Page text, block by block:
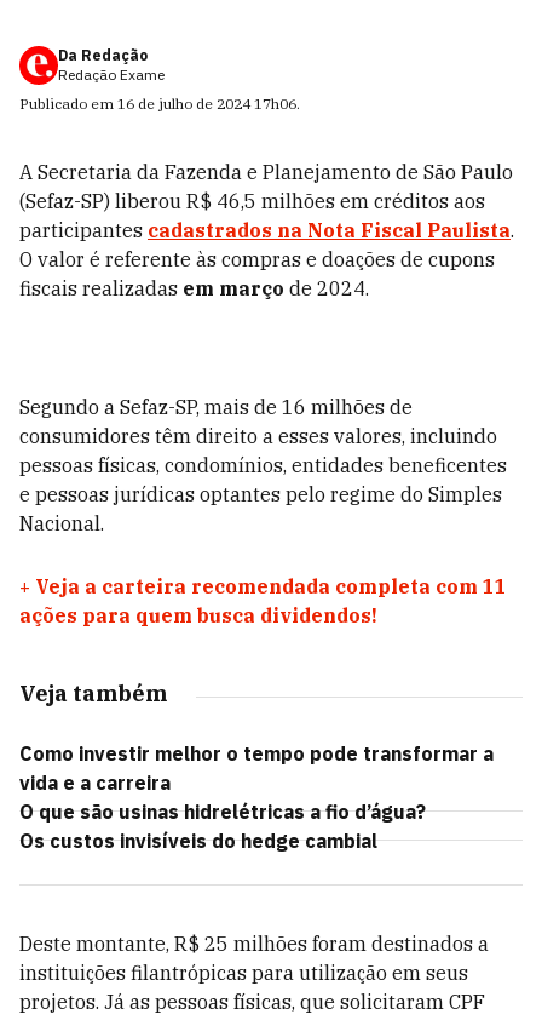
Da Redação
Redação Exame
Publicado em 16 de julho de 2024 17h06.
A Secretaria da Fazenda e Planejamento de São Paulo
(Sefaz-SP) liberou R$ 46,5 milhões em créditos aos
participantes cadastrados na Nota Fiscal Paulista.
O valor é referente às compras e doações de cupons
fiscais realizadas em março de 2024.
Segundo a Sefaz-SP, mais de 16 milhões de
consumidores têm direito a esses valores, incluindo
pessoas físicas, condomínios, entidades beneficentes
e pessoas jurídicas optantes pelo regime do Simples
Nacional.
+ Veja a carteira recomendada completa com 11
ações para quem busca dividendos!
Veja também
Como investir melhor o tempo pode transformar a
vida e a carreira
O que são usinas hidrelétricas a fio d’água?
Os custos invisíveis do hedge cambial
Deste montante, R$ 25 milhões foram destinados a
instituições filantrópicas para utilização em seus
projetos. Já as pessoas físicas, que solicitaram CPF